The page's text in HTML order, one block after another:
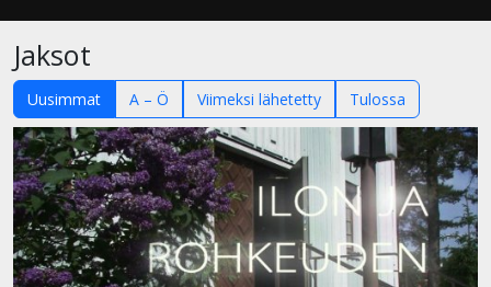
Jaksot
Uusimmat A – Ö Viimeksi lähetetty Tulossa